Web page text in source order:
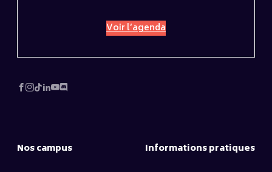
Voir l’agenda
Nos campus Informations pratiques